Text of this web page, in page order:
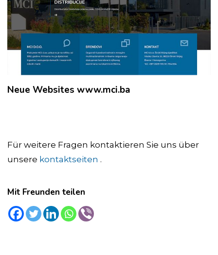
Neue Websites www.mci.ba
Für weitere Fragen kontaktieren Sie uns über
unsere kontaktseiten .
Mit Freunden teilen